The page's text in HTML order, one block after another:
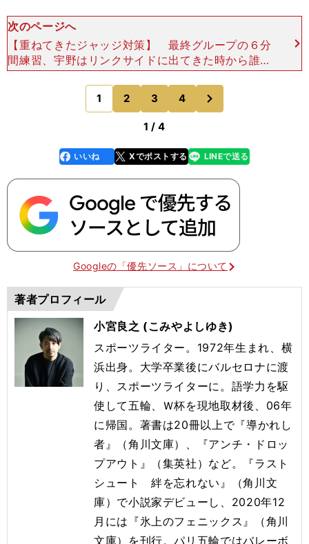
次のページへ
【重ねてきたジャッジ対策】 最終グループの６分
間練習、宇野はリンクサイドに出てきた時から誰よ
りも体を動かしていた。短い距離のジョグを繰り返
し、止まっていない。そうやって、急速に体のスイ
ッチをオンにし
1 2 3 4
のページへ
1 / 4
faceboo
k
いいね Xでポストする
line LINEで送る
Googleの「優先ソース」について
著者プロフィール
小宮良之 (こみやよしゆき)
スポーツライター。1972年生まれ、横
浜出身。大学卒業後にバルセロナに渡
り、スポーツライターに。語学力を駆
使して五輪、Ｗ杯を現地取材後、06年
に帰国。著書は20冊以上で『導かれし
者』（角川文庫）、『アンチ・ドロッ
プアウト』（集英社）など。『ラスト
シュート 絆を忘れない』（角川文
庫）で小説家デビューし、2020年12
月には『氷上のフェニックス』（角川
文庫）を刊行。パリ五輪ではバレーボ